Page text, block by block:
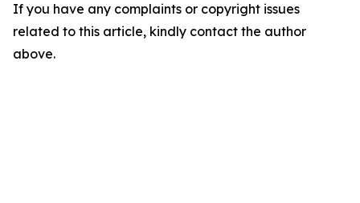
If you have any complaints or copyright issues
related to this article, kindly contact the author
above.